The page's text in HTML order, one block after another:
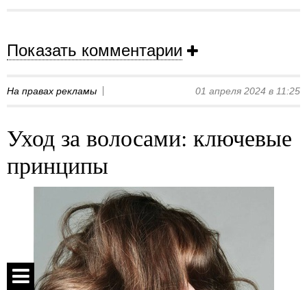
Показать комментарии
На правах рекламы 01 апреля 2024 в 11:25
Уход за волосами: ключевые
принципы